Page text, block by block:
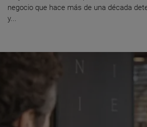
negocio que hace más de una década
y...